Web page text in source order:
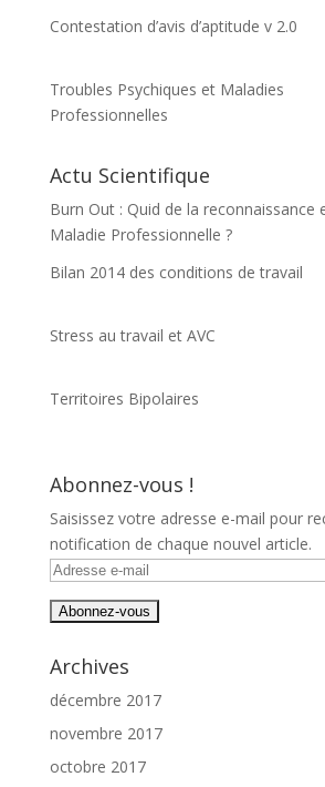
Contestation d’avis d’aptitude v 2.0
Troubles Psychiques et Maladies
Professionnelles
Actu Scientifique
Burn Out : Quid de la reconnaissance
Maladie Professionnelle ?
Bilan 2014 des conditions de travail
Stress au travail et AVC
Territoires Bipolaires
Abonnez-vous !
Saisissez votre adresse e-mail pour
notification de chaque nouvel article.
Adresse
mail
Archives
décembre 2017
novembre 2017
octobre 2017